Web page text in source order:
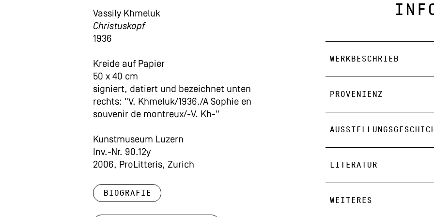
Vassily Khmeluk
Christuskopf
1936
Kreide auf Papier
50 x 40 cm
signiert, datiert und bezeichnet unten
rechts: "V. Khmeluk/1936./A Sophie en
souvenir de montreux/-V. Kh-"
Kunstmuseum Luzern
Inv.-Nr. 90.12y
2006, ProLitteris, Zurich
Biografie
WERKBESCHRIEB
PROVENIENZ
LITERATUR
WEITERES